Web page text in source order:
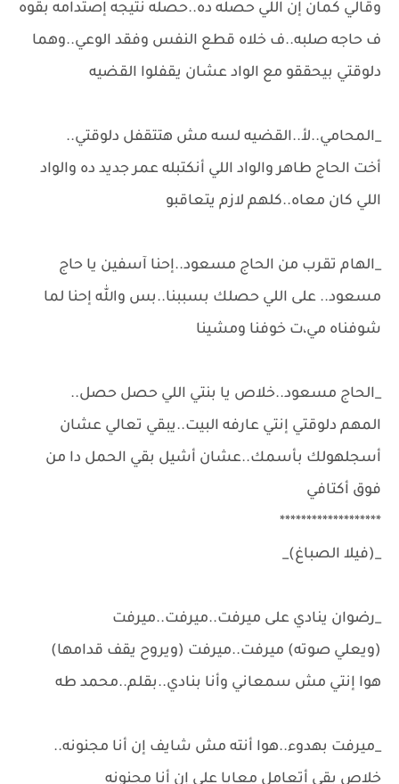
وقالي كمان إن اللي حصله ده..حصله نتيجه إصتدامه بقوه
ف حاجه صلبه..ف خلاه قطع النفس وفقد الوعي..وهما
دلوقتي بيحققو مع الواد عشان يقفلوا القضيه
_المحامي..لأ..القضيه لسه مش هتتقفل دلوقتي..
أخت الحاج طاهر والواد اللي أنكتبله عمر جديد ده والواد
اللي كان معاه..كلهم لازم يتعاقبو
_الهام تقرب من الحاج مسعود..إحنا آسفين يا حاج
مسعود.. على اللي حصلك بسببنا..بس والله إحنا لما
شوفناه مي،ت خوفنا ومشينا
_الحاج مسعود..خلاص يا بنتي اللي حصل حصل..
المهم دلوقتي إنتي عارفه البيت..يبقي تعالي عشان
أسجلهولك بأسمك..عشان أشيل بقي الحمل دا من
فوق أكتافي
*******************
_(فيلا الصباغ)_
_رضوان ينادي على ميرفت..ميرفت..ميرفت
(ويعلي صوته) ميرفت..ميرفت (ويروح يقف قدامها)
هوا إنتي مش سمعاني وأنا بنادي..بقلم..محمد طه
_ميرفت بهدوء..هوا أنته مش شايف إن أنا مجنونه..
خلاص بقي أتعامل معايا على إن أنا مجنونه